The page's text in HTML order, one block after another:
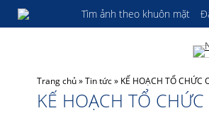
Tìm ảnh theo khuôn mặt
Trang chủ»Tin tức» KẾ HOẠCH TỔ CHỨC
KẾ HOẠCH TỔ